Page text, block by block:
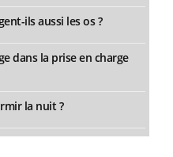
ils aussi les os ?
dans la prise en charge
la nuit ?